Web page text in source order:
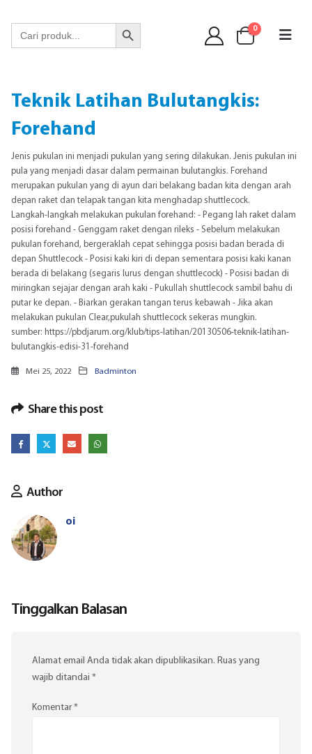
Search
for:
Search Button
0
Teknik Latihan Bulutangkis:
Forehand
Jenis pukulan ini menjadi pukulan yang sering dilakukan. Jenis pukulan ini
pula yang menjadi dasar dalam permainan bulutangkis. Forehand
merupakan pukulan yang di ayun dari belakang badan kita dengan arah
depan raket dan telapak tangan kita menghadap shuttlecock.
Langkah-langkah melakukan pukulan forehand: - Pegang lah raket dalam
posisi forehand - Genggam raket dengan rileks - Sebelum melakukan
pukulan forehand, bergeraklah cepat sehingga posisi badan berada di
depan Shuttlecock - Posisi kaki kiri di depan sementara posisi kaki kanan
berada di belakang (segaris lurus dengan shuttlecock) - Posisi badan di
miringkan sejajar dengan arah kaki - Pukullah shuttlecock sambil bahu di
putar ke depan. - Biarkan gerakan tangan terus kebawah - Jika akan
melakukan pukulan Clear,pukulah shuttlecock sekeras mungkin.
sumber: https://pbdjarum.org/klub/tips-latihan/20130506-teknik-latihan-
bulutangkis-edisi-31-forehand
Mei 25, 2022 Badminton
Share this post
Author
oi
Tinggalkan Balasan
Alamat email Anda tidak akan dipublikasikan. Ruas yang
wajib ditandai *
Komentar*